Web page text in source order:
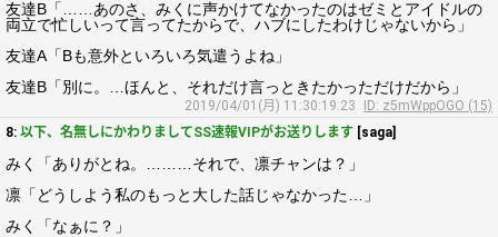
友達B「……あのさ、みくに声かけてなかったのはゼミとアイドルの
両立で忙しいって言ってたからで、ハブにしたわけじゃないから」
友達A「Bも意外といろいろ気遣うよね」
友達B「別に。…ほんと、それだけ言っときたかっただけだから」
2019/04/01(月) 11:30:19.23
ID: z5mWppOGO (15)
8: 以下、名無しにかわりましてSS速報VIPがお送りします [saga]
みく「ありがとね。………それで、凛チャンは？」
凛「どうしよう私のもっと大した話じゃなかった…」
みく「なぁに？」